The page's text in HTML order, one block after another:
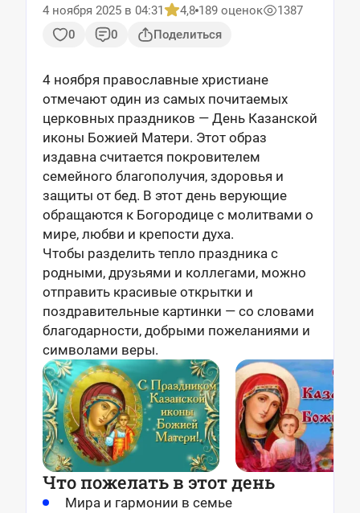
4 ноября 2025 в 04:31 4,8 189 оценок
1387
0
0 Поделиться
4 ноября православные христиане
отмечают один из самых почитаемых
церковных праздников — День Казанской
иконы Божией Матери. Этот образ
издавна считается покровителем
семейного благополучия, здоровья и
защиты от бед. В этот день верующие
обращаются к Богородице с молитвами о
мире, любви и крепости духа.
Чтобы разделить тепло праздника с
родными, друзьями и коллегами, можно
отправить красивые открытки и
поздравительные картинки — со словами
благодарности, добрыми пожеланиями и
символами веры.
Что пожелать в этот день
Мира и гармонии в семье